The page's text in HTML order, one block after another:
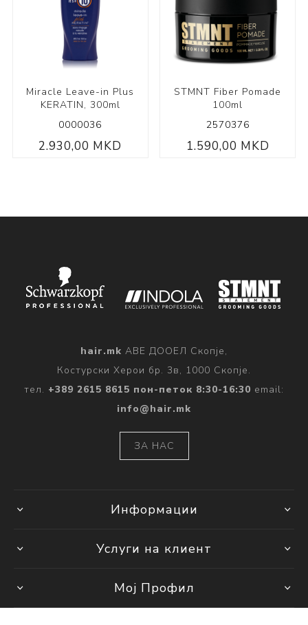
Miracle Leave-in Plus
KERATIN, 300ml
0000036
2.930,00 MKD
STMNT Fiber Pomade
100ml
2570376
1.590,00 MKD
hair.mk АВЕ ДООЕЛ Скопје,
Костурски Херои бр. 3в, 1000 Скопје.
тел. +389 2615 8615 пон-петок 8:30-16:30 email:
info@hair.mk
ЗА НАС
Информации
Услуги на клиент
Мој Профил